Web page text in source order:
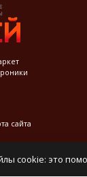
сайта
cookie: это